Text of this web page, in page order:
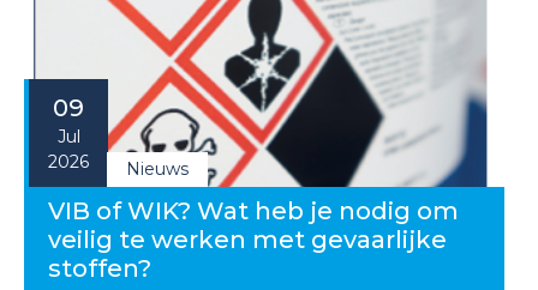
09
Jul
2026
Nieuws
VIB of WIK? Wat heb je nodig om
veilig te werken met gevaarlijke
stoffen?